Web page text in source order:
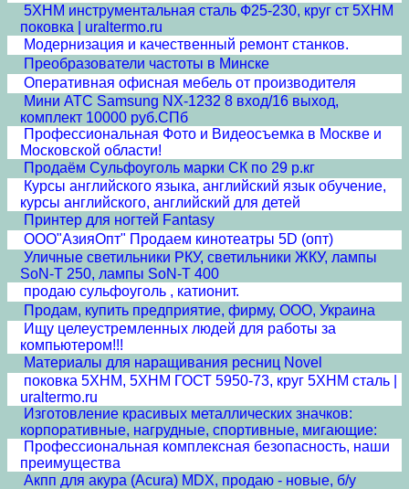
5ХНМ инструментальная сталь Ф25-230, круг ст 5ХНМ
поковка | uraltermo.ru
Модернизация и качественный ремонт станков.
Преобразователи частоты в Минске
Оперативная офисная мебель от производителя
Мини АТС Samsung NX-1232 8 вход/16 выход,
комплект 10000 руб.СПб
Профессиональная Фото и Видеосъемка в Москве и
Московской области!
Продаём Сульфоуголь марки СК по 29 р.кг
Курсы английского языка, английский язык обучение,
курсы английского, английский для детей
Принтер для ногтей Fantasy
ООО"АзияОпт" Продаем кинотеатры 5D (опт)
Уличные светильники РКУ, светильники ЖКУ, лампы
SoN-T 250, лампы SoN-T 400
продаю сульфоуголь , катионит.
Продам, купить предприятие, фирму, ООО, Украина
Ищу целеустремленных людей для работы за
компьютером!!!
Материалы для наращивания ресниц Novel
поковка 5ХНМ, 5ХНМ ГОСТ 5950-73, круг 5ХНМ сталь |
uraltermo.ru
Изготовление красивых металлических значков:
корпоративные, нагрудные, спортивные, мигающие:
Профессиональная комплексная безопасность, наши
преимущества
Акпп для акура (Acura) MDX, продаю - новые, б/у